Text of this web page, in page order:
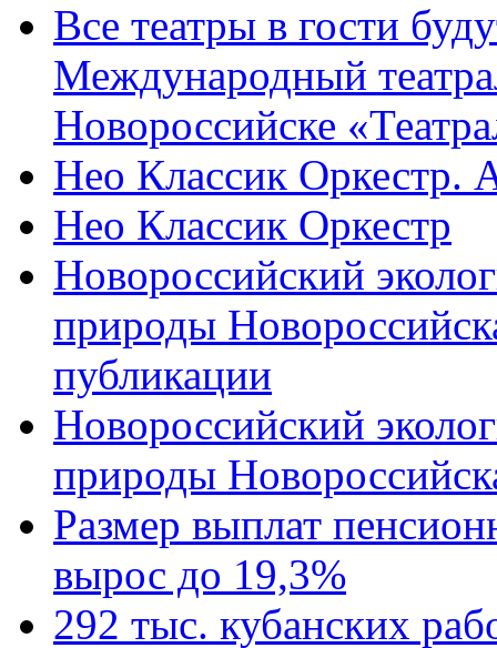
Все театры в гости
Международный
Новороссийске
Нео Классик Оркестр.
Нео Классик Оркестр
Новороссийский
природы
публикации
Новороссийский
природы
Размер выплат
вырос до 19,3%
292 тыс. кубанских